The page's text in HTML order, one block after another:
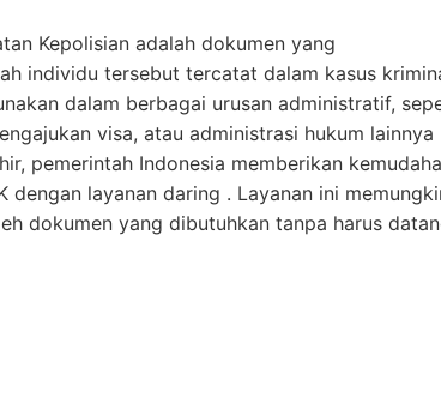
Kepolisian adalah dokumen yang
individu tersebut tercatat dalam kasus
dalam berbagai urusan administratif,
visa, atau administrasi hukum lainnya
pemerintah Indonesia memberikan
dengan layanan daring . Layanan ini
dokumen yang dibutuhkan tanpa harus